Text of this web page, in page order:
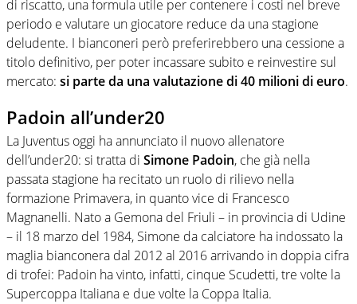
di riscatto, una formula utile per contenere i costi nel breve
periodo e valutare un giocatore reduce da una stagione
deludente. I bianconeri però preferirebbero una cessione a
titolo definitivo, per poter incassare subito e reinvestire sul
mercato: si parte da una valutazione di 40 milioni di euro.
Padoin all’under20
La Juventus oggi ha annunciato il nuovo allenatore
dell’under20: si tratta di Simone Padoin, che già nella
passata stagione ha recitato un ruolo di rilievo nella
formazione Primavera, in quanto vice di Francesco
Magnanelli. Nato a Gemona del Friuli – in provincia di Udine
– il 18 marzo del 1984, Simone da calciatore ha indossato la
maglia bianconera dal 2012 al 2016 arrivando in doppia cifra
di trofei: Padoin ha vinto, infatti, cinque Scudetti, tre volte la
Supercoppa Italiana e due volte la Coppa Italia.